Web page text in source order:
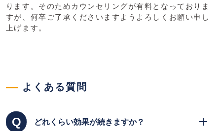
ります。そのためカウンセリングが有料となっておりま
すが、何卒ご了承くださいますようよろしくお願い申し
上げます。
よくある質問
どれくらい効果が続きますか？